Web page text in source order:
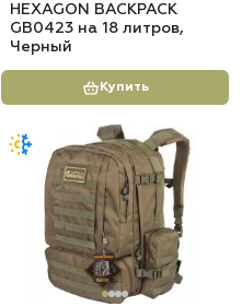
HEXAGON BACKPACK
GB0423 на 18 литров,
Черный
Купить